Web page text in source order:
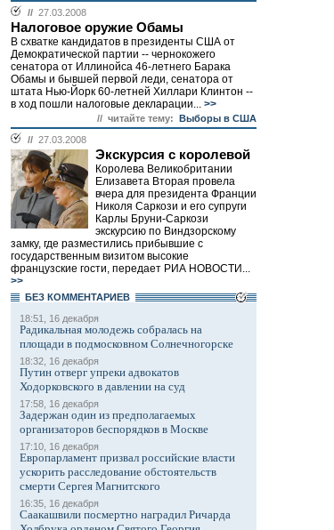
// 27.03.2008
Налоговое оружие Обамы
В схватке кандидатов в президенты США от
Демократической партии -- чернокожего
сенатора от Иллинойса 46-летнего Барака
Обамы и бывшей первой леди, сенатора от
штата Нью-Йорк 60-летней Хиллари Клинтон --
в ход пошли налоговые декларации... >>
// читайте тему: Выборы в США
// 27.03.2008
Экскурсия с королевой
Королева Великобритании
Елизавета Вторая провела
вчера для президента Франции
Николя Саркози и его супруги
Карлы Бруни-Саркози
экскурсию по Виндзорскому
замку, где разместились прибывшие с
государственным визитом высокие
французские гости, передает РИА НОВОСТИ...
>>
БЕЗ КОМMЕНТАРИЕВ
18:51, 16 декабря
Радикальная молодежь собралась на
площади в подмосковном Солнечногорске
18:32, 16 декабря
Путин отверг упреки адвокатов
Ходорковского в давлении на суд
17:58, 16 декабря
Задержан один из предполагаемых
организаторов беспорядков в Москве
17:10, 16 декабря
Европарламент призвал российские власти
ускорить расследование обстоятельств
смерти Сергея Магнитского
16:35, 16 декабря
Саакашвили посмертно наградил Ричарда